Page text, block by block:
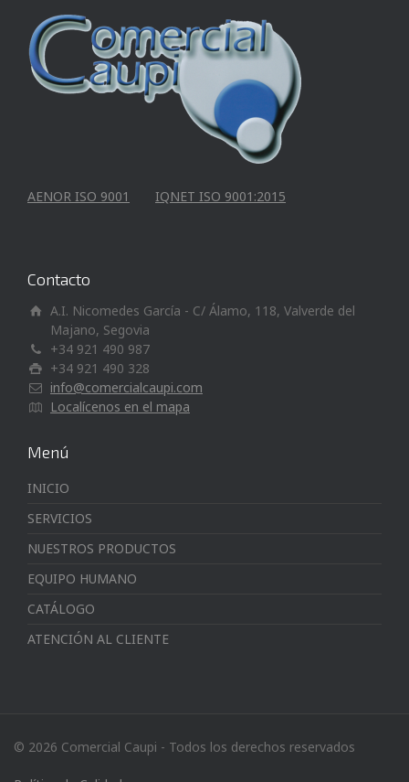
AENOR ISO 9001 IQNET ISO 9001:2015
Contacto
A.I. Nicomedes García - C/ Álamo, 118, Valverde del
Majano, Segovia
+34 921 490 987
+34 921 490 328
info@comercialcaupi.com
Localícenos en el mapa
Menú
INICIO
SERVICIOS
NUESTROS PRODUCTOS
EQUIPO HUMANO
CATÁLOGO
ATENCIÓN AL CLIENTE
© 2026 Comercial Caupi - Todos los derechos reservados